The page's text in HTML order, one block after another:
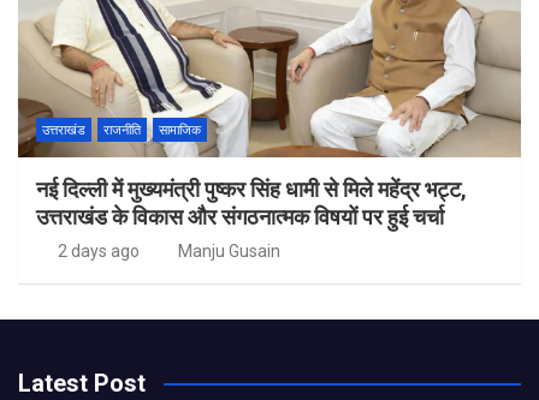
उत्तराखंड राजनीति सामाजिक
नई दिल्ली में मुख्यमंत्री पुष्कर सिंह धामी से मिले महेंद्र भट्ट,
उत्तराखंड के विकास और संगठनात्मक विषयों पर हुई चर्चा
2 days ago Manju Gusain
Latest Post